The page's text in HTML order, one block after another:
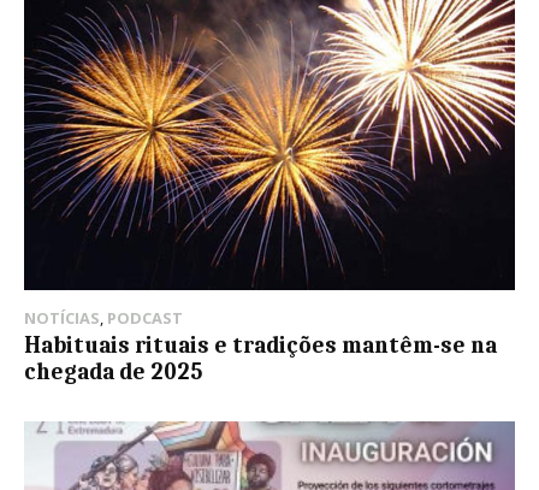
NOTÍCIAS, PODCAST
Habituais rituais e tradições mantêm-se na
chegada de 2025